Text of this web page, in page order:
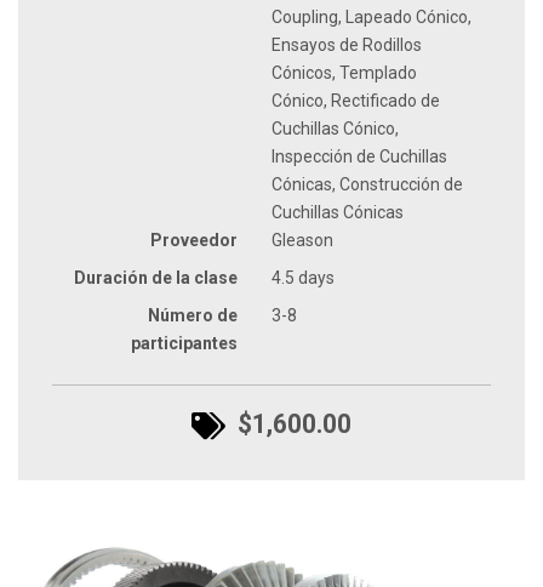
Coupling, Lapeado Cónico,
Ensayos de Rodillos
Cónicos, Templado
Cónico, Rectificado de
Cuchillas Cónico,
Inspección de Cuchillas
Cónicas, Construcción de
Cuchillas Cónicas
Proveedor
Gleason
Duración de la clase
4.5 days
Número de
participantes
3-8
$1,600.00